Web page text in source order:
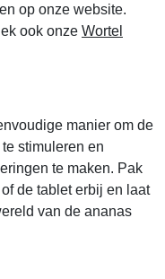
op onze website.
ook onze Wortel
manier om de
stimuleren en
te maken. Pak
de tablet erbij en laat
van de ananas